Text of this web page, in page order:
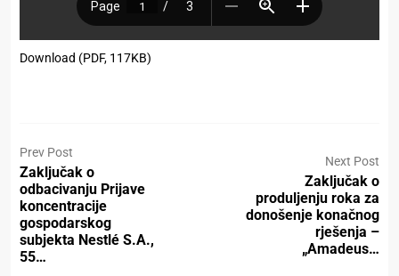
Download (PDF, 117KB)
Prev Post
Zaključak o
odbacivanju Prijave
koncentracije
gospodarskog
subjekta Nestlé S.A.,
55…
Next Post
Zaključak o
produljenju roka za
donošenje konačnog
rješenja –
„Amadeus…